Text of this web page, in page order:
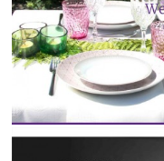
Hinchables